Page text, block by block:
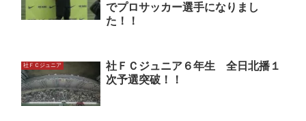
でプロサッカー選手になりまし
た！！
社ＦＣジュニア
社ＦＣジュニア６年生 全日北播１
次予選突破！！